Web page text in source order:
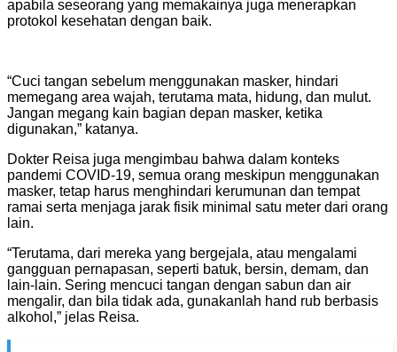
apabila seseorang yang memakainya juga menerapkan
protokol kesehatan dengan baik.
“Cuci tangan sebelum menggunakan masker, hindari
memegang area wajah, terutama mata, hidung, dan mulut.
Jangan megang kain bagian depan masker, ketika
digunakan,” katanya.
Dokter Reisa juga mengimbau bahwa dalam konteks
pandemi COVID-19, semua orang meskipun menggunakan
masker, tetap harus menghindari kerumunan dan tempat
ramai serta menjaga jarak fisik minimal satu meter dari orang
lain.
“Terutama, dari mereka yang bergejala, atau mengalami
gangguan pernapasan, seperti batuk, bersin, demam, dan
lain-lain. Sering mencuci tangan dengan sabun dan air
mengalir, dan bila tidak ada, gunakanlah hand rub berbasis
alkohol,” jelas Reisa.